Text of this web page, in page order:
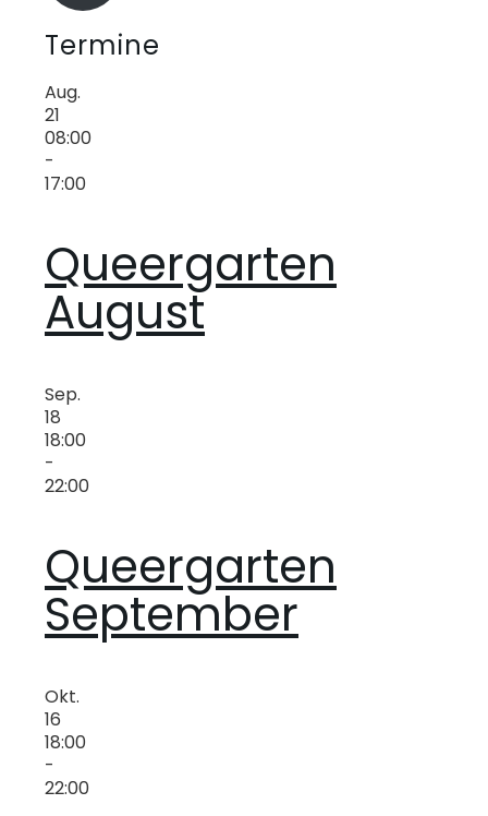
Termine
Aug.
21
08:00
-
17:00
Queergarten
August
Sep.
18
18:00
-
22:00
Queergarten
September
Okt.
16
18:00
-
22:00